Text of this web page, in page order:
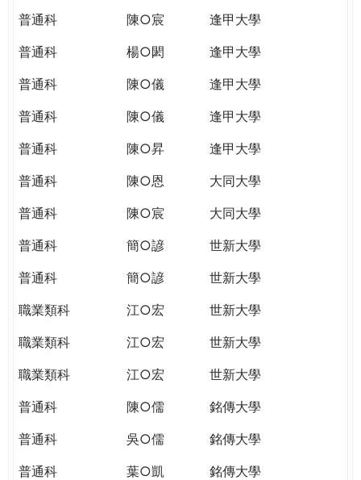
普通科 陳○宸
逢甲大學
普通科
楊○閎
逢甲大學
普通科
陳○儀
逢甲大學
普通科
陳○儀
逢甲大學
普通科
陳○昇
逢甲大學
普通科
陳○恩
大同大學
普通科
陳○宸
大同大學
普通科
簡○諺
世新大學
普通科
簡○諺
世新大學
職業類科
江○宏
世新大學
職業類科
江○宏
世新大學
職業類科
江○宏
世新大學
普通科
陳○儒
銘傳大學
普通科
吳○儒
銘傳大學
普通科
葉○凱
銘傳大學